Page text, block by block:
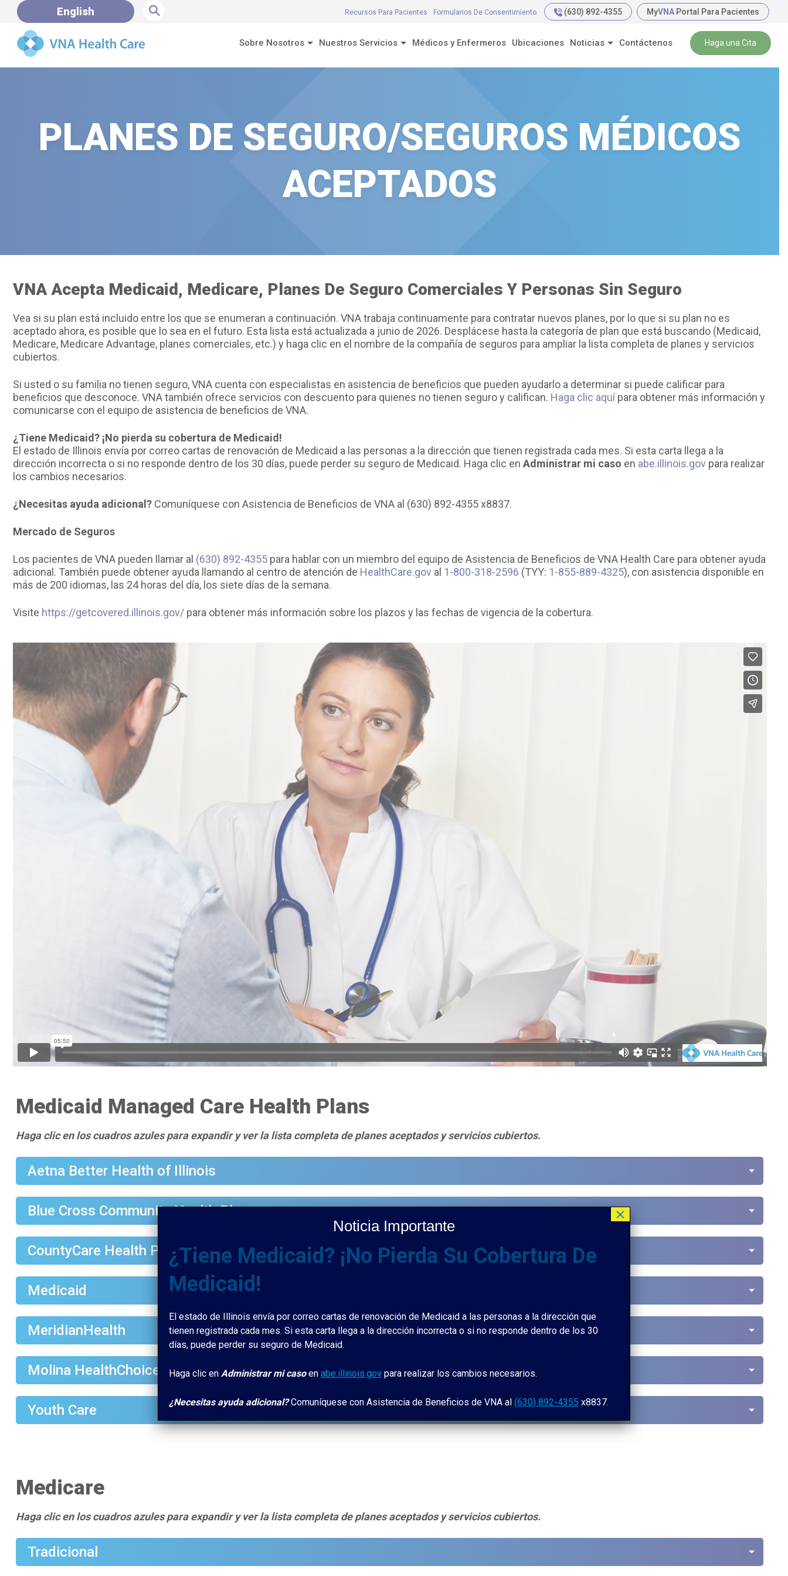
English ⚲ Recursos Para Pacientes Formularios De Consentimiento (630) 892-4355 MyVNA Portal Para Pacientes
Sobre Nosotros Nuestros Servicios Médicos y Enfermeros Ubicaciones Noticias Contáctenos Haga una Cita
PLANES DE SEGURO/SEGUROS MÉDICOS
ACEPTADOS
VNA Acepta Medicaid, Medicare, Planes De Seguro Comerciales Y Personas Sin Seguro
Vea si su plan está incluido entre los que se enumeran a continuación. VNA trabaja continuamente para contratar nuevos planes, por lo que si su plan no es
aceptado ahora, es posible que lo sea en el futuro. Esta lista está actualizada a junio de 2026. Desplácese hasta la categoría de plan que está buscando (Medicaid,
Medicare, Medicare Advantage, planes comerciales, etc.) y haga clic en el nombre de la compañía de seguros para ampliar la lista completa de planes y servicios
cubiertos.
Si usted o su familia no tienen seguro, VNA cuenta con especialistas en asistencia de beneficios que pueden ayudarlo a determinar si puede calificar para
beneficios que desconoce. VNA también ofrece servicios con descuento para quienes no tienen seguro y califican. Haga clic aquípara obtener más información y
comunicarse con el equipo de asistencia de beneficios de VNA.
¿Tiene Medicaid? ¡No pierda su cobertura de Medicaid!
El estado de Illinois envía por correo cartas de renovación de Medicaid a las personas a la dirección que tienen registrada cada mes. Si esta carta llega a la
dirección incorrecta o si no responde dentro de los 30 días, puede perder su seguro de Medicaid. Haga clic en Administrar mi caso en abe.illinois.govpara realizar
los cambios necesarios.
¿Necesitas ayuda adicional? Comuníquese con Asistencia de Beneficios de VNA al (630) 892-4355 x8837.
Mercado de Seguros
Los pacientes de VNA pueden llamar al (630) 892-4355para hablar con un miembro del equipo de Asistencia de Beneficios de VNA Health Care para obtener ayuda
adicional. También puede obtener ayuda llamando al centro de atención de HealthCare.goval 1-800-318-2596 (TYY: 1-855-889-4325), con asistencia disponible en
más de 200 idiomas, las 24 horas del día, los siete días de la semana.
Visite https://getcovered.illinois.gov/para obtener más información sobre los plazos y las fechas de vigencia de la cobertura.
Medicaid Managed Care Health Plans
Haga clic en los cuadros azules para expandir y ver la lista completa de planes aceptados y servicios cubiertos.
Aetna Better Health of Illinois
Blue Cross Community Health Plan
CountyCare Health Plan
Medicaid
MeridianHealth
Molina HealthChoice Illinois
Youth Care
Medicare
Haga clic en los cuadros azules para expandir y ver la lista completa de planes aceptados y servicios cubiertos.
Tradicional
Noticia Importante
¿Tiene Medicaid? ¡No Pierda Su Cobertura De
Medicaid!
El estado de Illinois envía por correo cartas de renovación de Medicaid a las personas a la dirección que
tienen registrada cada mes. Si esta carta llega a la dirección incorrecta o si no responde dentro de los 30
días, puede perder su seguro de Medicaid.
Haga clic en Administrar mi casoen abe.illinois.govpara realizar los cambios necesarios.
¿Necesitas ayuda adicional? Comuníquese con Asistencia de Beneficios de VNA al (630) 892-4355 x8837.
×